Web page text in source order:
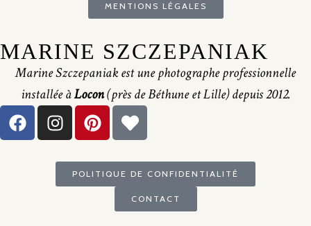
MENTIONS LÉGALES
MARINE SZCZEPANIAK
Marine Szczepaniak est une photographe professionnelle
installée àLocon(près de Béthune et Lille) depuis 2012.
POLITIQUE DE CONFIDENTIALITÉ
CONTACT